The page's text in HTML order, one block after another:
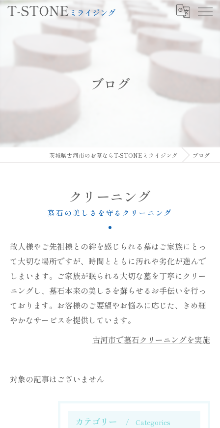
ブログ
茨城県古河市のお墓ならT-STONEミライジング ブログ
クリーニング
墓石の美しさを守るクリーニング
故人様やご先祖様との絆を感じられる墓はご家族にとっ
て大切な場所ですが、時間とともに汚れや劣化が進んで
しまいます。ご家族が眠られる大切な墓を丁寧にクリー
ニングし、墓石本来の美しさを蘇らせるお手伝いを行っ
ております。お客様のご要望やお悩みに応じた、きめ細
やかなサービスを提供しています。
古河市で墓石クリーニングを実施
対象の記事はございません
カテゴリー Categories